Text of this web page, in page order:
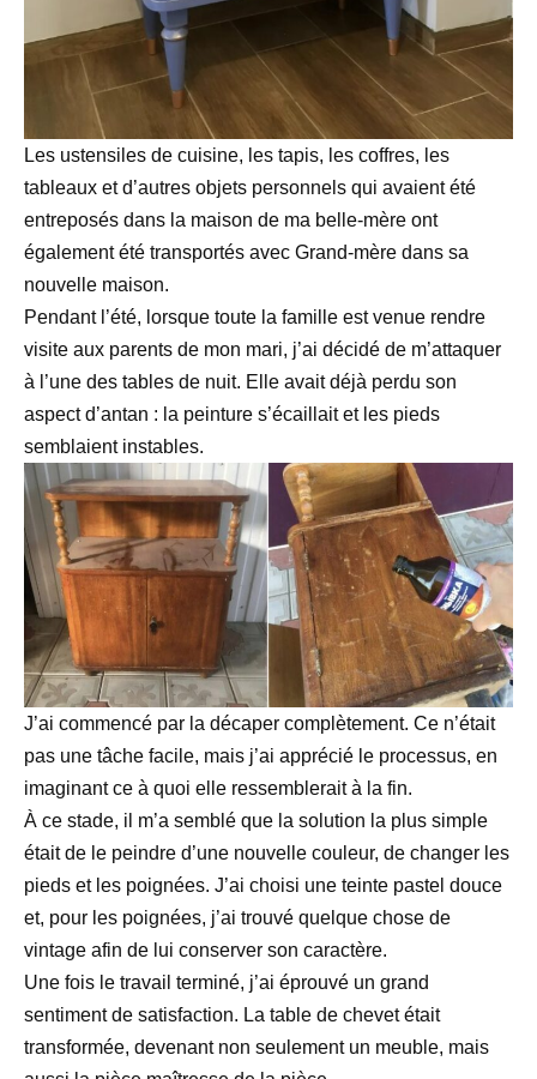
Les ustensiles de cuisine, les tapis, les coffres, les
tableaux et d’autres objets personnels qui avaient été
entreposés dans la maison de ma belle-mère ont
également été transportés avec Grand-mère dans sa
nouvelle maison.
Pendant l’été, lorsque toute la famille est venue rendre
visite aux parents de mon mari, j’ai décidé de m’attaquer
à l’une des tables de nuit. Elle avait déjà perdu son
aspect d’antan : la peinture s’écaillait et les pieds
semblaient instables.
J’ai commencé par la décaper complètement. Ce n’était
pas une tâche facile, mais j’ai apprécié le processus, en
imaginant ce à quoi elle ressemblerait à la fin.
À ce stade, il m’a semblé que la solution la plus simple
était de le peindre d’une nouvelle couleur, de changer les
pieds et les poignées. J’ai choisi une teinte pastel douce
et, pour les poignées, j’ai trouvé quelque chose de
vintage afin de lui conserver son caractère.
Une fois le travail terminé, j’ai éprouvé un grand
sentiment de satisfaction. La table de chevet était
transformée, devenant non seulement un meuble, mais